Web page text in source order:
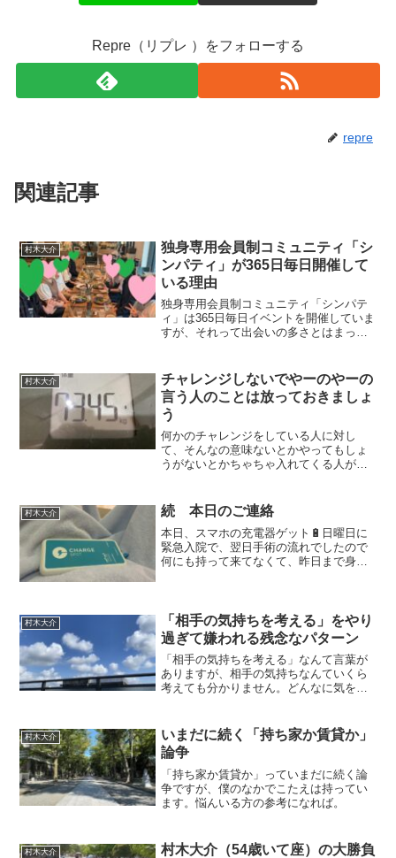
Repre（リプレ ）をフォローする
repre
関連記事
村木大介
独身専用会員制コミュニティ「シ
ンパティ」が365日毎日開催して
いる理由
独身専用会員制コミュニティ「シンパテ
ィ」は365日毎日イベントを開催していま
すが、それって出会いの多さとはまった
村木大介
チャレンジしないでやーのやーの
言う人のことは放っておきましょ
う
何かのチャレンジをしている人に対し
て、そんなの意味ないとかやってもしょ
うがないとかちゃちゃ入れてくる人がい
ジはすること自体がとても素敵なことで
すから。
村木大介 続 本日のご連絡
本日、スマホの充電器ゲット🔋日曜日に
緊急入院で、翌日手術の流れでしたので
何にも持って来てなくて、昨日まで身体
ままの姿に戻ったので、売...
村木大介
「相手の気持ちを考える」をやり
過ぎて嫌われる残念なパターン
「相手の気持ちを考える」なんて言葉が
ありますが、相手の気持ちなんていくら
考えても分かりません。どんなに気を遣
村木大介
いまだに続く「持ち家か賃貸か」
論争
「持ち家か賃貸か」っていまだに続く論
争ですが、僕のなかでこたえは持ってい
ます。悩んいる方の参考になれば。
村木大介
村木大介（54歳いて座）の大勝負